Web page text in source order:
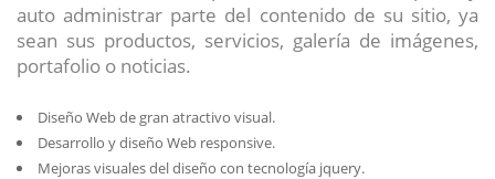
auto administrar parte del contenido de su sitio, ya
sean sus productos, servicios, galería de imágenes,
portafolio o noticias.
Diseño Web de gran atractivo visual.
Desarrollo y diseño Web responsive.
Mejoras visuales del diseño con tecnología jquery.